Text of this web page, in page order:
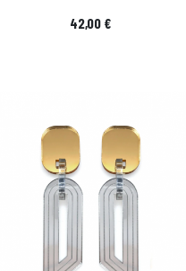
Prix
42,00 €